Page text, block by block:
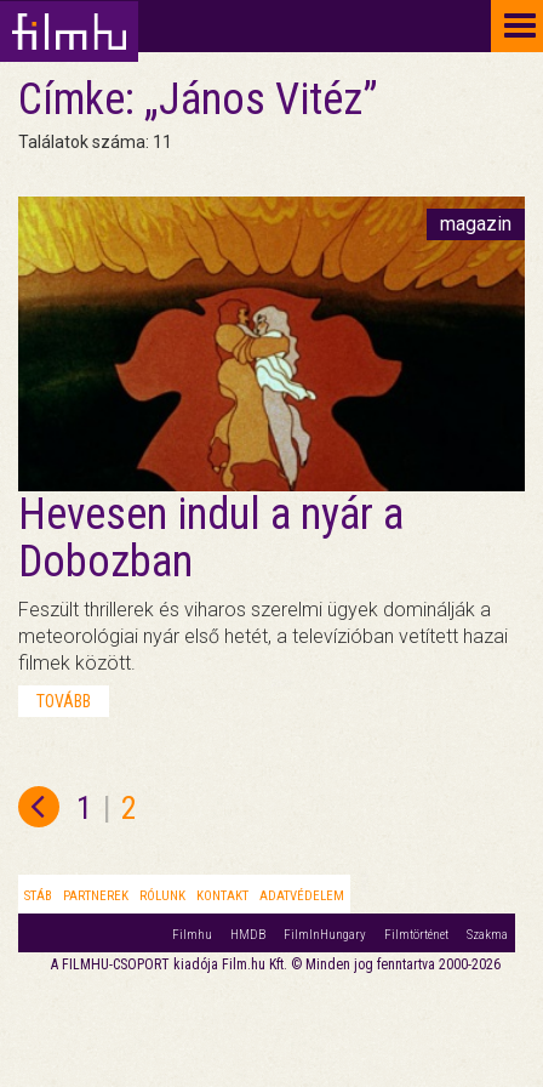
Címke: „János Vitéz”
Találatok száma: 11
magazin
Hevesen indul a nyár a
Dobozban
Feszült thrillerek és viharos szerelmi ügyek dominálják a
meteorológiai nyár első hetét, a televízióban vetített hazai
filmek között.
TOVÁBB
1 | 2
STÁB PARTNEREK RÓLUNK KONTAKT ADATVÉDELEM
Filmhu HMDB FilmInHungary Filmtörténet Szakma
A FILMHU-CSOPORT kiadója Film.hu Kft. © Minden jog fenntartva 2000-2026